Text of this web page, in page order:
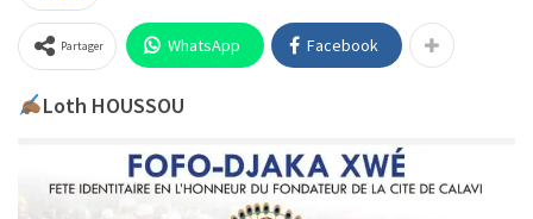
Partager WhatsApp Facebook
Loth HOUSSOU